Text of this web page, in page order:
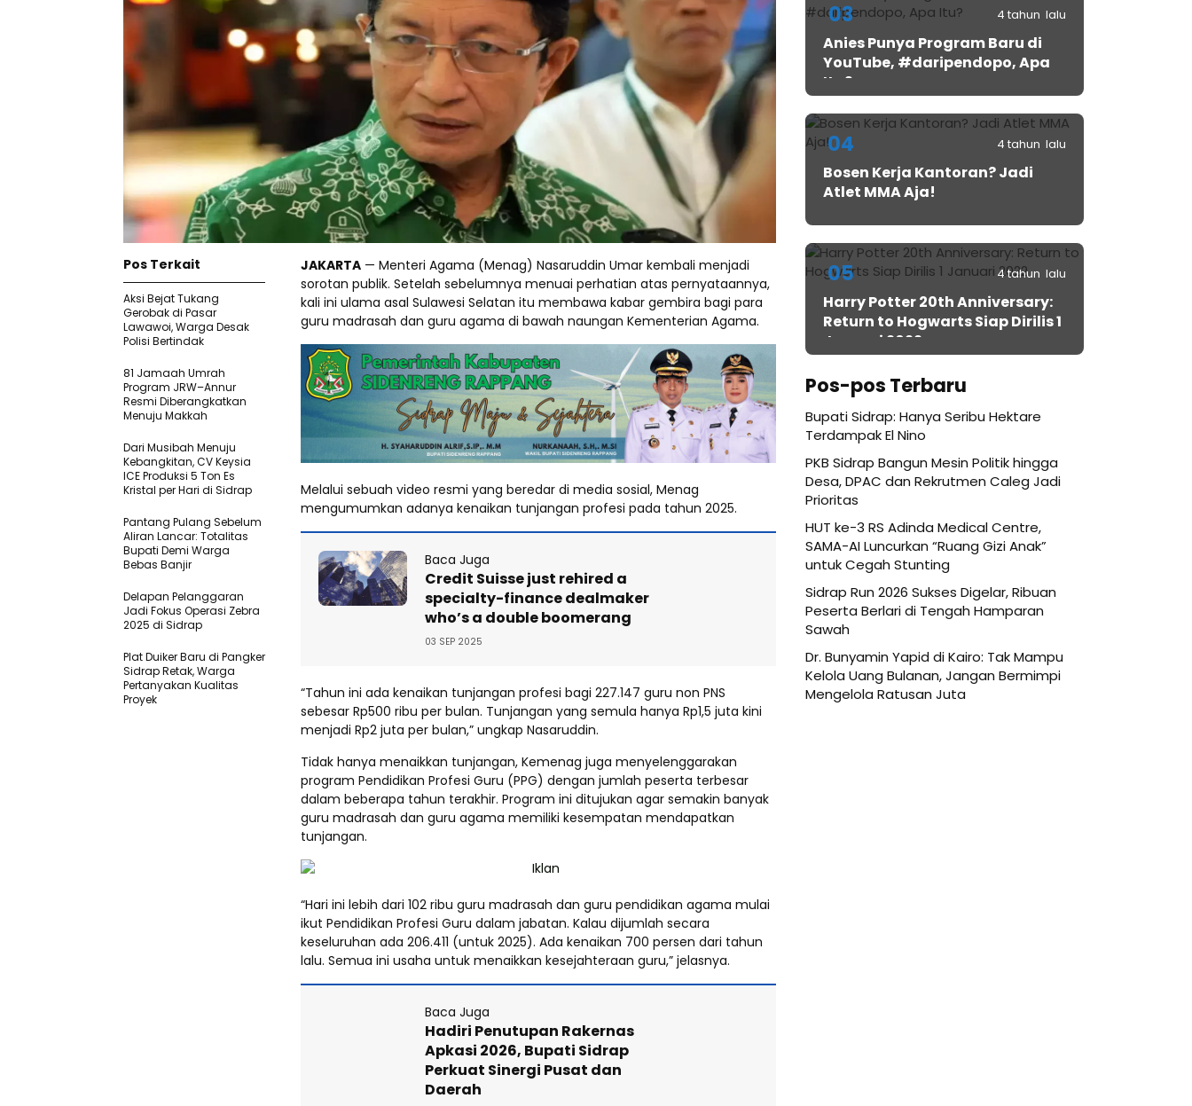
JAKARTA — Menteri Agama (Menag) Nasaruddin Umar kembali menjadi
sorotan publik. Setelah sebelumnya menuai perhatian atas pernyataannya,
kali ini ulama asal Sulawesi Selatan itu membawa kabar gembira bagi para
guru madrasah dan guru agama di bawah naungan Kementerian Agama.
Melalui sebuah video resmi yang beredar di media sosial, Menag
mengumumkan adanya kenaikan tunjangan profesi pada tahun 2025.
Baca Juga
Credit Suisse just rehired a
specialty-finance dealmaker
who’s a double boomerang
03 SEP 2025
“Tahun ini ada kenaikan tunjangan profesi bagi 227.147 guru non PNS
sebesar Rp500 ribu per bulan. Tunjangan yang semula hanya Rp1,5 juta kini
menjadi Rp2 juta per bulan,” ungkap Nasaruddin.
Tidak hanya menaikkan tunjangan, Kemenag juga menyelenggarakan
program Pendidikan Profesi Guru (PPG) dengan jumlah peserta terbesar
dalam beberapa tahun terakhir. Program ini ditujukan agar semakin banyak
guru madrasah dan guru agama memiliki kesempatan mendapatkan
tunjangan.
“Hari ini lebih dari 102 ribu guru madrasah dan guru pendidikan agama mulai
ikut Pendidikan Profesi Guru dalam jabatan. Kalau dijumlah secara
keseluruhan ada 206.411 (untuk 2025). Ada kenaikan 700 persen dari tahun
lalu. Semua ini usaha untuk menaikkan kesejahteraan guru,” jelasnya.
Baca Juga
Hadiri Penutupan Rakernas
Apkasi 2026, Bupati Sidrap
Perkuat Sinergi Pusat dan
Daerah
Pos Terkait
Aksi Bejat Tukang
Gerobak di Pasar
Lawawoi, Warga Desak
Polisi Bertindak
81 Jamaah Umrah
Program JRW–Annur
Resmi Diberangkatkan
Menuju Makkah
Dari Musibah Menuju
Kebangkitan, CV Keysia
ICE Produksi 5 Ton Es
Kristal per Hari di Sidrap
Pantang Pulang Sebelum
Aliran Lancar: Totalitas
Bupati Demi Warga
Bebas Banjir
Delapan Pelanggaran
Jadi Fokus Operasi Zebra
2025 di Sidrap
Plat Duiker Baru di Pangker
Sidrap Retak, Warga
Pertanyakan Kualitas
Proyek
03 4 tahun lalu
Anies Punya Program Baru di
YouTube, #daripendopo, Apa
Itu?
04 4 tahun lalu
Bosen Kerja Kantoran? Jadi
Atlet MMA Aja!
05 4 tahun lalu
Harry Potter 20th Anniversary:
Return to Hogwarts Siap Dirilis 1
Januari 2022
Pos-pos Terbaru
Bupati Sidrap: Hanya Seribu Hektare
Terdampak El Nino
PKB Sidrap Bangun Mesin Politik hingga
Desa, DPAC dan Rekrutmen Caleg Jadi
Prioritas
HUT ke-3 RS Adinda Medical Centre,
SAMA-AI Luncurkan “Ruang Gizi Anak”
untuk Cegah Stunting
Sidrap Run 2026 Sukses Digelar, Ribuan
Peserta Berlari di Tengah Hamparan
Sawah
Dr. Bunyamin Yapid di Kairo: Tak Mampu
Kelola Uang Bulanan, Jangan Bermimpi
Mengelola Ratusan Juta